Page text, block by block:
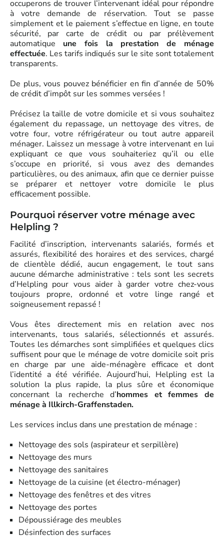
occuperons de trouver l’intervenant idéal pour répondre
à votre demande de réservation. Tout se passe
simplement et le paiement s’effectue en ligne, en toute
sécurité, par carte de crédit ou par prélèvement
automatique une fois la prestation de ménage
effectuée. Les tarifs indiqués sur le site sont totalement
transparents.
De plus, vous pouvez bénéficier en fin d’année de 50%
de crédit d’impôt sur les sommes versées !
Précisez la taille de votre domicile et si vous souhaitez
également du repassage, un nettoyage des vitres, de
votre four, votre réfrigérateur ou tout autre appareil
ménager. Laissez un message à votre intervenant en lui
expliquant ce que vous souhaiteriez qu’il ou elle
s’occupe en priorité, si vous avez des demandes
particulières, ou des animaux, afin que ce dernier puisse
se préparer et nettoyer votre domicile le plus
efficacement possible.
Pourquoi réserver votre ménage avec
Helpling ?
Facilité d’inscription, intervenants salariés, formés et
assurés, flexibilité des horaires et des services, chargé
de clientèle dédié, aucun engagement, le tout sans
aucune démarche administrative : tels sont les secrets
d’Helpling pour vous aider à garder votre chez-vous
toujours propre, ordonné et votre linge rangé et
soigneusement repassé !
Vous êtes directement mis en relation avec nos
intervenants, tous salariés, sélectionnés et assurés.
Toutes les démarches sont simplifiées et quelques clics
suffisent pour que le ménage de votre domicile soit pris
en charge par une aide-ménagère efficace et dont
l’identité a été vérifiée. Aujourd’hui, Helpling est la
solution la plus rapide, la plus sûre et économique
concernant la recherche d’hommes et femmes de
ménage à Illkirch-Graffenstaden.
Les services inclus dans une prestation de ménage :
Nettoyage des sols (aspirateur et serpillère)
Nettoyage des murs
Nettoyage des sanitaires
Nettoyage de la cuisine (et électro-ménager)
Nettoyage des fenêtres et des vitres
Nettoyage des portes
Dépoussiérage des meubles
Désinfection des surfaces